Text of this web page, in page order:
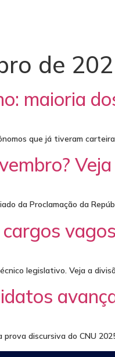
de
maioria
que já tiveram
da Proclamação da
legislativo. Veja a
discursiva do CNU